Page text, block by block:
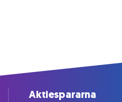
Aktiespararna